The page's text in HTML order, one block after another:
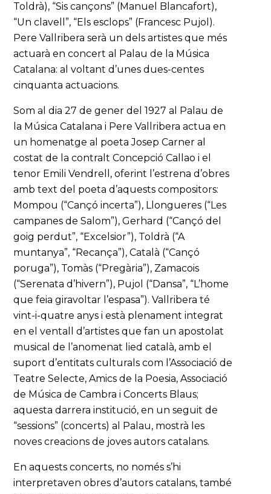
Toldrà), “Sis cançons” (Manuel Blancafort),
“Un clavell”, “Els esclops” (Francesc Pujol).
Pere Vallribera serà un dels artistes que més
actuarà en concert al Palau de la Música
Catalana: al voltant d’unes dues-centes
cinquanta actuacions.
Som al dia 27 de gener del 1927 al Palau de
la Música Catalana i Pere Vallribera actua en
un homenatge al poeta Josep Carner al
costat de la contralt Concepció Callao i el
tenor Emili Vendrell, oferint l’estrena d’obres
amb text del poeta d’aquests compositors:
Mompou (“Cançó incerta”), Llongueres (“Les
campanes de Salom”), Gerhard (“Cançó del
goig perdut”, “Excelsior”), Toldrà (“A
muntanya”, “Recança”), Català (“Cançó
poruga”), Tomàs (“Pregària”), Zamacois
(“Serenata d’hivern”), Pujol (“Dansa”, “L’home
que feia giravoltar l’espasa”). Vallribera té
vint-i-quatre anys i està plenament integrat
en el ventall d’artistes que fan un apostolat
musical de l’anomenat lied català, amb el
suport d’entitats culturals com l’Associació de
Teatre Selecte, Amics de la Poesia, Associació
de Música de Cambra i Concerts Blaus;
aquesta darrera institució, en un seguit de
“sessions” (concerts) al Palau, mostrà les
noves creacions de joves autors catalans.
En aquests concerts, no només s’hi
interpretaven obres d’autors catalans, també